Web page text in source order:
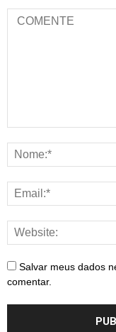
Salvar meus dados
comentar.